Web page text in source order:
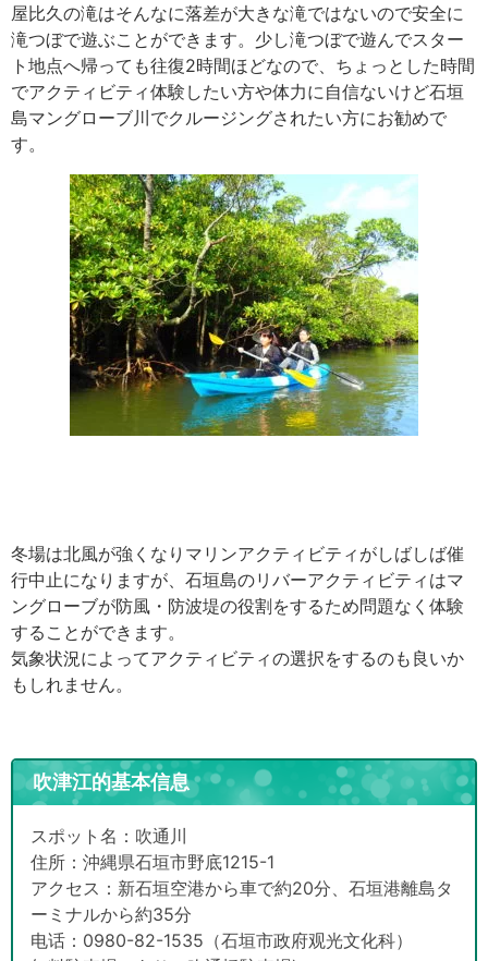
屋比久の滝はそんなに落差が大きな滝ではないので安全に
滝つぼで遊ぶことができます。少し滝つぼで遊んでスター
ト地点へ帰っても往復2時間ほどなので、ちょっとした時間
でアクティビティ体験したい方や体力に自信ないけど石垣
島マングローブ川でクルージングされたい方にお勧めで
す。
冬場は北風が強くなりマリンアクティビティがしばしば催
行中止になりますが、石垣島のリバーアクティビティはマ
ングローブが防風・防波堤の役割をするため問題なく体験
することができます。
気象状況によってアクティビティの選択をするのも良いか
もしれません。
吹津江的基本信息
スポット名：吹通川
住所：沖縄県石垣市野底1215-1
アクセス：新石垣空港から車で約20分、石垣港離島タ
ーミナルから約35分
电话：0980-82-1535（石垣市政府观光文化科）